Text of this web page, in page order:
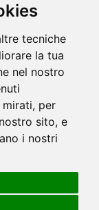
tecniche
la tua
nel nostro
per
sito, e
i nostri
TV